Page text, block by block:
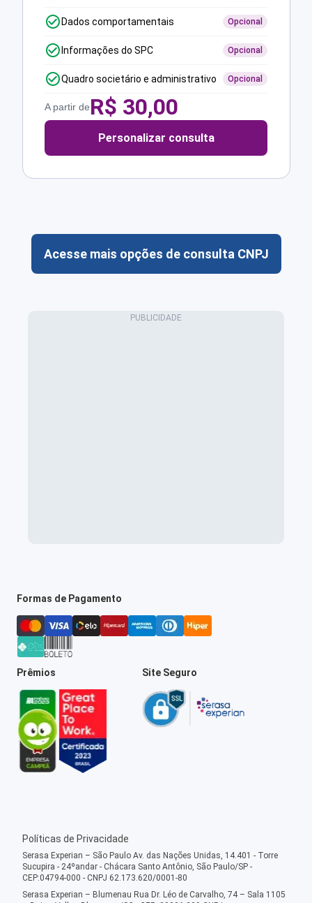
Dados comportamentais Opcional
Informações do SPC Opcional
Quadro societário e administrativo Opcional
A partir deR$ 30,00
Personalizar consulta
Acesse mais opções de consulta CNPJ
Formas de Pagamento
Prêmios Site Seguro
Políticas de Privacidade
Serasa Experian – São Paulo Av. das Nações Unidas, 14.401 - Torre
Sucupira - 24ºandar - Chácara Santo Antônio, São Paulo/SP -
CEP:04794-000 - CNPJ 62.173.620/0001-80
Serasa Experian – Blumenau Rua Dr. Léo de Carvalho, 74 – Sala 1105